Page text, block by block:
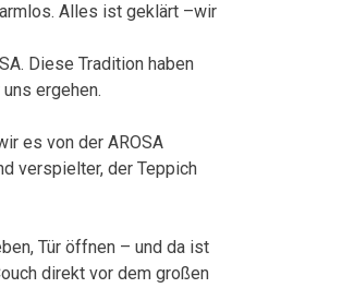
Alles ist geklärt –wir
Diese Tradition haben
ergehen.
es von der AROSA
verspielter, der Teppich
Tür öffnen – und da ist
direkt vor dem großen